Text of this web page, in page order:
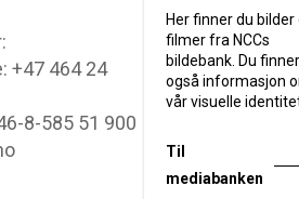
+47 464 24
8-585 51 900
Her finner du bilder
filmer fra NCCs
bildebank. Du finner
også informasjon
vår visuelle
Til
mediabanken